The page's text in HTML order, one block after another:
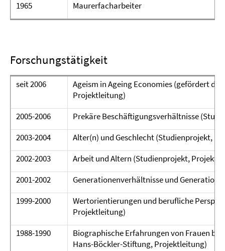
1965
Maurerfacharbeiter
Forschungstätigkeit
seit 2006
Ageism in Ageing Economies (gefördert
Projektleitung)
2005-2006
Prekäre Beschäftigungsverhältnisse
2003-2004
Alter(n) und Geschlecht (Studienprojekt,
2002-2003
Arbeit und Altern (Studienprojekt,
2001-2002
Generationenverhältnisse und
1999-2000
Wertorientierungen und berufliche
Projektleitung)
1988-1990
Biographische Erfahrungen von Frauen
Hans-Böckler-Stiftung, Projektleitung)